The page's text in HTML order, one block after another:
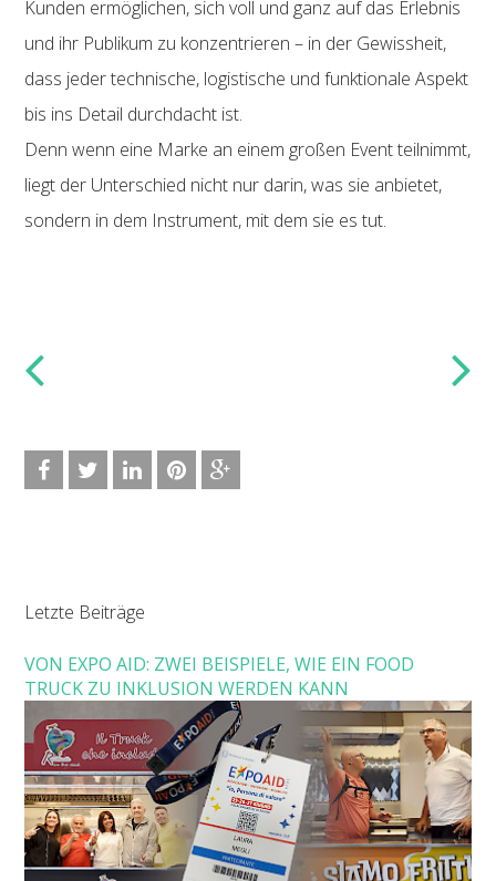
Kunden ermöglichen, sich voll und ganz auf das Erlebnis
und ihr Publikum zu konzentrieren – in der Gewissheit,
dass jeder technische, logistische und funktionale Aspekt
bis ins Detail durchdacht ist.
Denn wenn eine Marke an einem großen Event teilnimmt,
liegt der Unterschied nicht nur darin, was sie anbietet,
sondern in dem Instrument, mit dem sie es tut.
Letzte Beiträge
VON EXPO AID: ZWEI BEISPIELE, WIE EIN FOOD
TRUCK ZU INKLUSION WERDEN KANN